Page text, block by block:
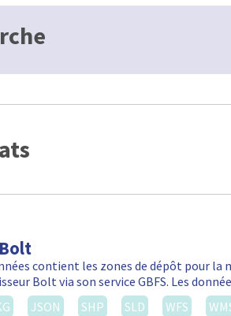
contient les zones de dépôt pour
Bolt via son service GBFS. Les
JSON SHP SLD WFS